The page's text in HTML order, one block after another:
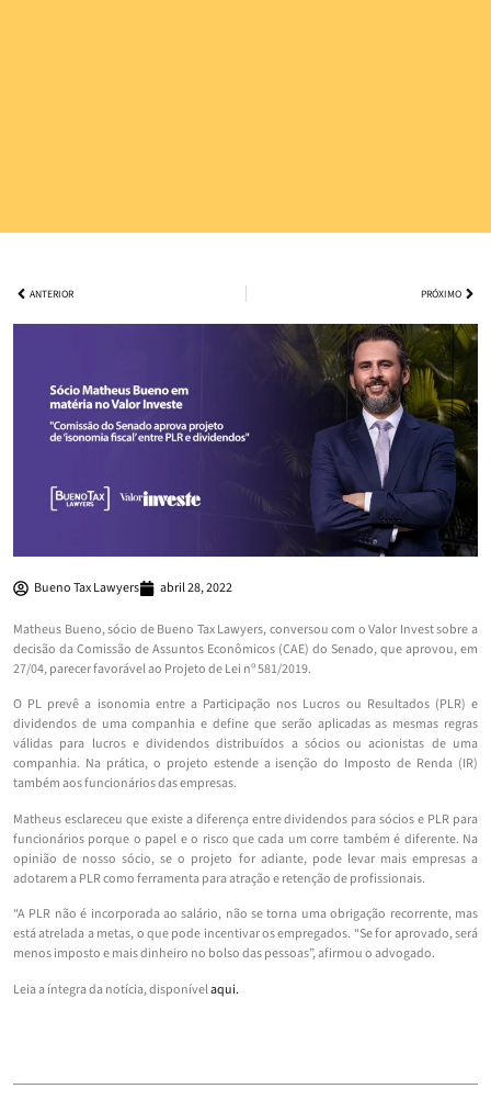
ANTERIOR PRÓXIMO
Bueno Tax Lawyers abril 28, 2022
Matheus Bueno, sócio de Bueno Tax Lawyers, conversou com o Valor Invest sobre a
decisão da Comissão de Assuntos Econômicos (CAE) do Senado, que aprovou, em
27/04, parecer favorável ao Projeto de Lei nº 581/2019.
O PL prevê a isonomia entre a Participação nos Lucros ou Resultados (PLR) e
dividendos de uma companhia e define que serão aplicadas as mesmas regras
válidas para lucros e dividendos distribuídos a sócios ou acionistas de uma
companhia. Na prática, o projeto estende a isenção do Imposto de Renda (IR)
também aos funcionários das empresas.
Matheus esclareceu que existe a diferença entre dividendos para sócios e PLR para
funcionários porque o papel e o risco que cada um corre também é diferente. Na
opinião de nosso sócio, se o projeto for adiante, pode levar mais empresas a
adotarem a PLR como ferramenta para atração e retenção de profissionais.
“A PLR não é incorporada ao salário, não se torna uma obrigação recorrente, mas
está atrelada a metas, o que pode incentivar os empregados. “Se for aprovado, será
menos imposto e mais dinheiro no bolso das pessoas”, afirmou o advogado.
Leia a íntegra da notícia, disponívelaqui.